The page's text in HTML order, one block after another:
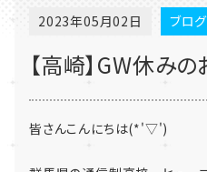
2023年05月02日 ブログ
【高崎】GW休み
皆さんこんにちは(*'▽')